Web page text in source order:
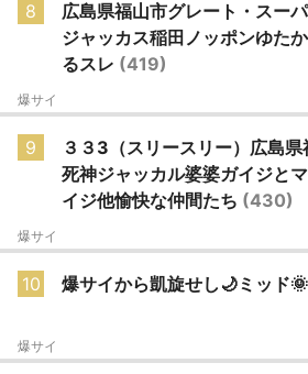
8
広島県福山市グレート・スー
ジャッカス稲田ノッポンゆた
るスレ (419)
爆サイ
9
３３3（スリースリー）広島
死神ジャッカル婆婆ガイジと
イジ他愉快な仲間たち (430)
爆サイ
10 爆サイから凱旋せし🌙ミッド🌞
爆サイ